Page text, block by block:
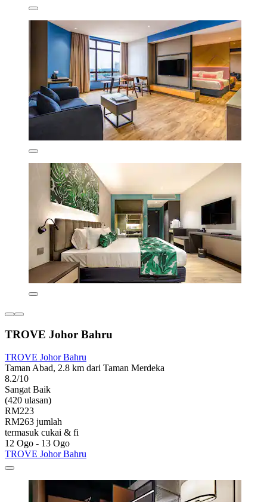
TROVE Johor Bahru
TROVE Johor Bahru
Taman Abad, 2.8 km dari Taman Merdeka
8.2/10
Sangat Baik
(420 ulasan)
RM223
RM263 jumlah
termasuk cukai & fi
12 Ogo - 13 Ogo
TROVE Johor Bahru